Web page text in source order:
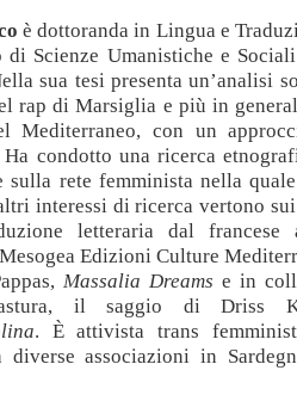
è dottoranda in Lingua e
di Scienze Umanistiche e
sua tesi presenta un’analisi
rap di Marsiglia e più in
Mediterraneo, con un
condotto una ricerca
sulla rete femminista nella
interessi di ricerca vertono
letteraria dal francese
Edizioni Culture
Massalia Dreams e in
il saggio di Driss
. È attivista trans
diverse associazioni in